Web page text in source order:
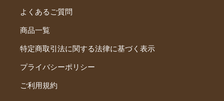
よくあるご質問
商品一覧
特定商取引法に関する法律に基づく表示
プライバシーポリシー
ご利用規約